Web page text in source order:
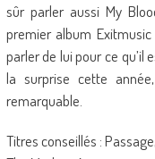
sûr parler aussi My
premier album
parler de lui pour ce qu’il
la surprise cette
remarquable.
Titres conseillés :